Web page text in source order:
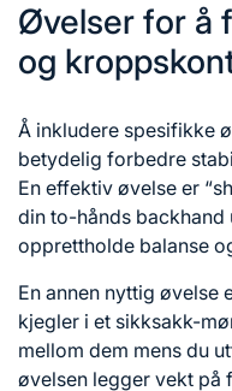
Øvelser for å
og
Å inkludere spesifikke
betydelig forbedre
En effektiv øvelse er
din to-hånds backhand
opprettholde balanse
En annen nyttig øvelse
kjegler i et sikksakk-
mellom dem mens du
øvelsen legger vekt på